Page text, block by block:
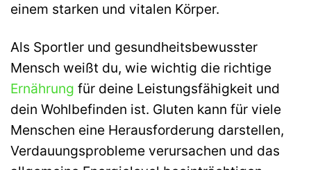
einem starken und vitalen Körper.
Als Sportler und gesundheitsbewusster
Mensch weißt du, wie wichtig die richtige
Ernährung für deine Leistungsfähigkeit und
dein Wohlbefinden ist. Gluten kann für viele
Menschen eine Herausforderung darstellen,
Verdauungsprobleme verursachen und das